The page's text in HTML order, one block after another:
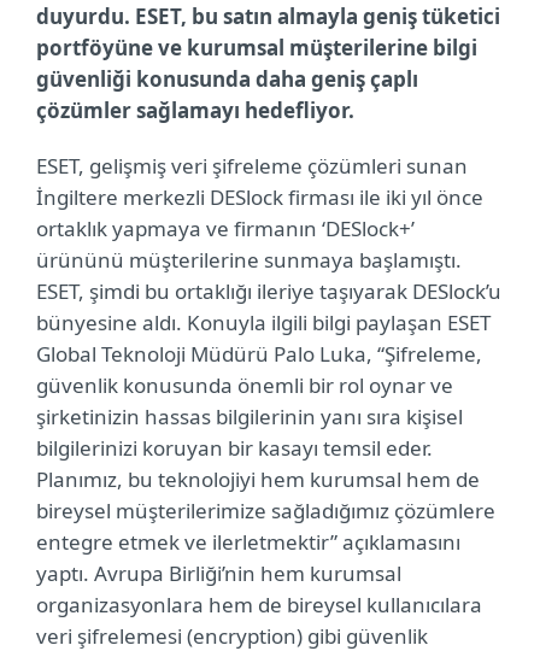
duyurdu. ESET, bu satın almayla geniş tüketici
portföyüne ve kurumsal müşterilerine bilgi
güvenliği konusunda daha geniş çaplı
çözümler sağlamayı hedefliyor.
ESET, gelişmiş veri şifreleme çözümleri sunan
İngiltere merkezli DESlock firması ile iki yıl önce
ortaklık yapmaya ve firmanın ‘DESlock+’
ürününü müşterilerine sunmaya başlamıştı.
ESET, şimdi bu ortaklığı ileriye taşıyarak DESlock’u
bünyesine aldı. Konuyla ilgili bilgi paylaşan ESET
Global Teknoloji Müdürü Palo Luka, “Şifreleme,
güvenlik konusunda önemli bir rol oynar ve
şirketinizin hassas bilgilerinin yanı sıra kişisel
bilgilerinizi koruyan bir kasayı temsil eder.
Planımız, bu teknolojiyi hem kurumsal hem de
bireysel müşterilerimize sağladığımız çözümlere
entegre etmek ve ilerletmektir” açıklamasını
yaptı. Avrupa Birliği’nin hem kurumsal
organizasyonlara hem de bireysel kullanıcılara
veri şifrelemesi (encryption) gibi güvenlik